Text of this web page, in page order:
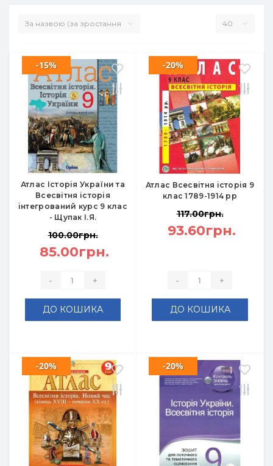
Атлас Історія України та
Всесвітня історія
інтегрований курс 9 клас
- Щупак І.Я.
-15%
100.00грн.
85.00грн.
- +
ДО КОШИКА
Атлас Всесвітня історія 9
клас 1789-1914 рр
-20%
117.00грн.
93.60грн.
- +
ДО КОШИКА
-20% -20%